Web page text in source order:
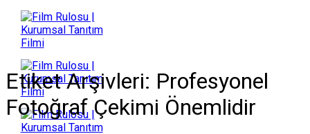
İçeriğe
atla
Etiket Arşivleri: Profesyonel
Fotoğraf Çekimi Önemlidir